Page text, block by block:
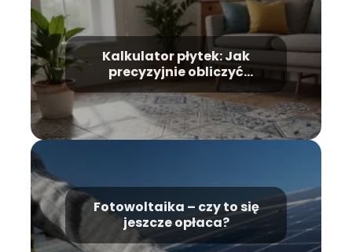
Kalkulator płytek: Jak
precyzyjnie obliczyć
potrzebną ilość materiału?
Fotowoltaika – czy to się
jeszcze opłaca?